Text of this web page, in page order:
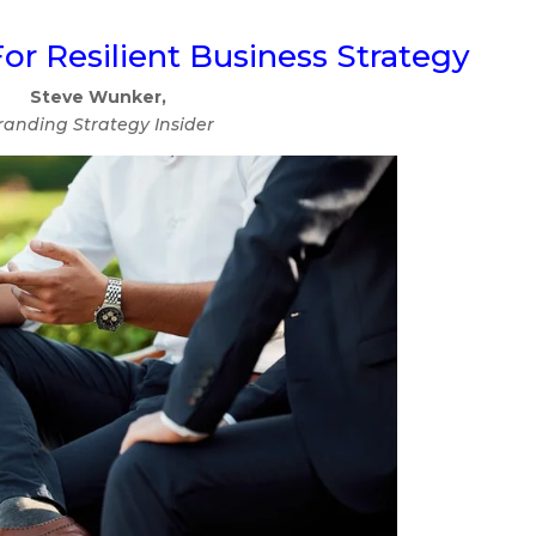
Resilient Business Strategy
Steve Wunker,
Strategy Insider